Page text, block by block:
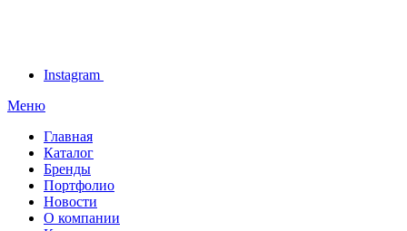
Instagram
Меню
Главная
Каталог
Бренды
Портфолио
Новости
О компании